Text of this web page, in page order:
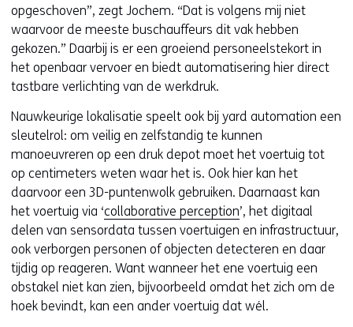
opgeschoven”, zegt Jochem. “Dat is volgens mij niet
waarvoor de meeste buschauffeurs dit vak hebben
gekozen.” Daarbij is er een groeiend personeelstekort in
het openbaar vervoer en biedt automatisering hier direct
tastbare verlichting van de werkdruk.
Nauwkeurige lokalisatie speelt ook bij yard automation een
sleutelrol: om veilig en zelfstandig te kunnen
manoeuvreren op een druk depot moet het voertuig tot
op centimeters weten waar het is. Ook hier kan het
daarvoor een 3D-puntenwolk gebruiken. Daarnaast kan
het voertuig via ‘collaborative perception’, het digitaal
delen van sensordata tussen voertuigen en infrastructuur,
ook verborgen personen of objecten detecteren en daar
tijdig op reageren. Want wanneer het ene voertuig een
obstakel niet kan zien, bijvoorbeeld omdat het zich om de
hoek bevindt, kan een ander voertuig dat wél.